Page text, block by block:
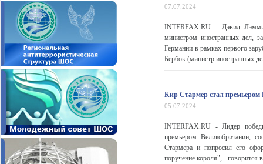
07.07.2024
INTERFAX.RU - Дэвид
министром иностранных дел,
Германии в рамках первого
Бербок (министр иностранных
Кир Стармер стал премьером
05.07.2024
INTERFAX.RU - Лидер
премьером Великобритании,
Стармера и попросил его
поручение короля", - говорится